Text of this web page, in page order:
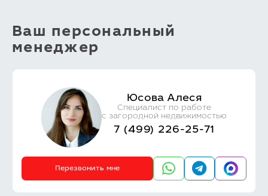
Ваш персональный
менеджер
Юсова Алеся
Специалист по работе
с загородной недвижимостью
7 (499) 226-25-71
Перезвонить мне